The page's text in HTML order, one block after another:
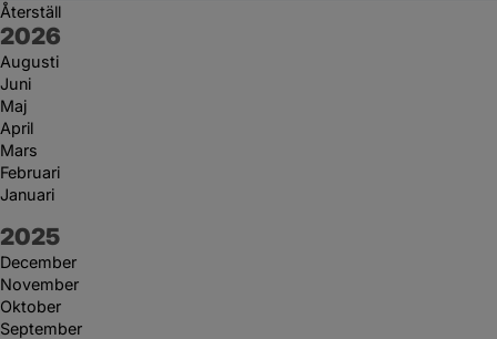
Återställ
År:
2026
Augusti
Juni
Maj
April
Mars
Februari
Januari
År:
2025
December
November
Oktober
September